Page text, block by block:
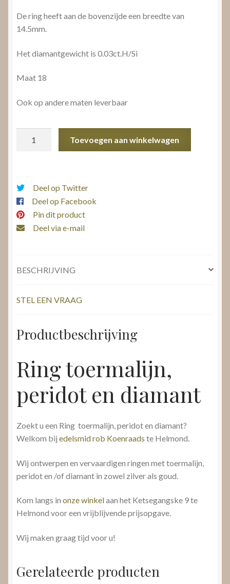
De ring heeft aan de bovenzijde een breedte van
14.5mm.
Het diamantgewicht is 0.03ct.H/Si
Maat 18
Ook op andere maten leverbaar
diamant
aantal
Toevoegen aan winkelwagen
Deel op Twitter
Deel op Facebook
Pin dit product
Deel via e-mail
BESCHRIJVING
STEL EEN VRAAG
Productbeschrijving
Ring toermalijn,
peridot en diamant
Zoekt u een Ring toermalijn, peridot en diamant?
Welkom bij edelsmid rob Koenraads te Helmond.
Wij ontwerpen en vervaardigen ringen met toermalijn,
peridot en /of diamant in zowel zilver als goud.
Kom langs in onze winkelaan het Ketsegangske 9 te
Helmond voor een vrijblijvende prijsopgave.
Wij maken graag tijd voor u!
Gerelateerde producten